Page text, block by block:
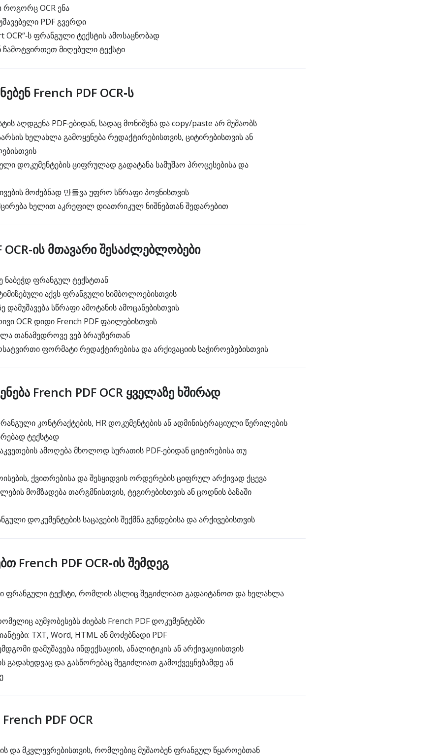
როგორც OCR ენა
PDF გვერდი
OCR“‑ს ფრანგული ტექსტის ამოსაცნობად
მიღებული ტექსტი
French PDF OCR‑ს
აღდგენა PDF‑ებიდან, სადაც მონიშვნა და copy/paste არ მუშაობს
ხელახლა გამოყენება რედაქტირებისთვის, ციტირებისთვის ან
დოკუმენტების ციფრულად გადატანა სამუშაო პროცესებისა და
მოძებნად 만들ვა უფრო სწრაფი პოვნისთვის
ხელით აკრეფილ დიათრიკულ ნიშნებთან შედარებით
OCR‑ის მთავარი შესაძლებლობები
ნაბეჭდ ფრანგულ ტექსტთან
აქვს ფრანგული სიმბოლოებისთვის
დამუშავება სწრაფი ამოტანის ამოცანებისთვის
OCR დიდი French PDF ფაილებისთვის
თანამედროვე ვებ ბრაუზერთან
ფორმატი რედაქტირებისა და არქივაციის საჭიროებებისთვის
French PDF OCR ყველაზე ხშირად
კონტრაქტების, HR დოკუმენტების ან ადმინისტრაციული წერილების
ტექსტად
ამოღება მხოლოდ სურათის PDF‑ებიდან ციტირებისა თუ
ქვითრებისა და შესყიდვის ორდერების ციფრულ არქივად ქცევა
მომზადება თარგმნისთვის, ტეგირებისთვის ან ცოდნის ბაზაში
დოკუმენტების საცავების შექმნა გუნდებისა და არქივებისთვის
French PDF OCR‑ის შემდეგ
ფრანგული ტექსტი, რომლის ასლიც შეგიძლიათ გადაიტანოთ და ხელახლა
აუმჯობესებს ძიებას French PDF დოკუმენტებში
TXT, Word, HTML ან მოძებნადი PDF
დამუშავება ინდექსაციის, ანალიტიკის ან არქივაციისთვის
გადახედვაც და გასწორებაც შეგიძლიათ გამოქვეყნებამდე ან
PDF OCR
და მკვლევრებისთვის, რომლებიც მუშაობენ ფრანგულ წყაროებთან